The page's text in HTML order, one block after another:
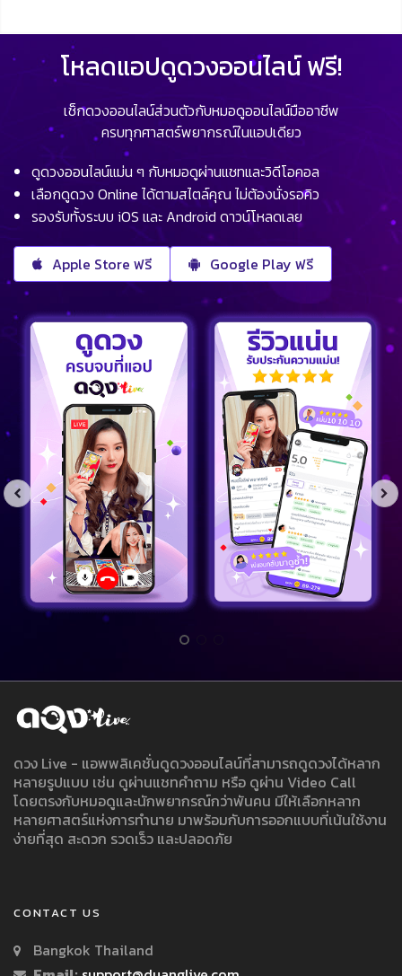
โหลดแอปดูดวงออนไลน์ ฟรี!
เช็กดวงออนไลน์ส่วนตัวกับหมอดูออนไลน์มืออาชีพ
ครบทุกศาสตร์พยากรณ์ในแอปเดียว
ดูดวงออนไลน์แม่น ๆ กับหมอดูผ่านแชทและวิดีโอคอล
เลือกดูดวง Online ได้ตามสไตล์คุณ ไม่ต้องนั่งรอคิว
รองรับทั้งระบบ iOS และ Android ดาวน์โหลดเลย
Apple Store ฟรี Google Play ฟรี
ดวง Live - แอพพลิเคชั่นดูดวงออนไลน์ที่สามารถดูดวงได้หลาก
หลายรูปแบบ เช่น ดูผ่านแชทคำถาม หรือ ดูผ่าน Video Call
โดยตรงกับหมอดูและนักพยากรณ์กว่าพันคน มีให้เลือกหลาก
หลายศาสตร์แห่งการทำนาย มาพร้อมกับการออกแบบที่เน้นใช้งาน
ง่ายที่สุด สะดวก รวดเร็ว และปลอดภัย
CONTACT US
Bangkok Thailand